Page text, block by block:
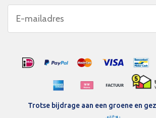
Trotse bijdrage aan een groene en